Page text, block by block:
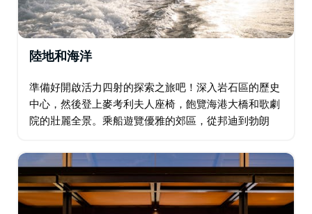
陸地和海洋
準備好開啟活力四射的探索之旅吧！深入岩石區的歷史
中心，然後登上麥考利夫人座椅，飽覽海港大橋和歌劇
院的壯麗全景。乘船遊覽優雅的郊區，從邦迪到勃朗
水邊享用清涼的早茶。 下午，登上57英尺長的遊艇…